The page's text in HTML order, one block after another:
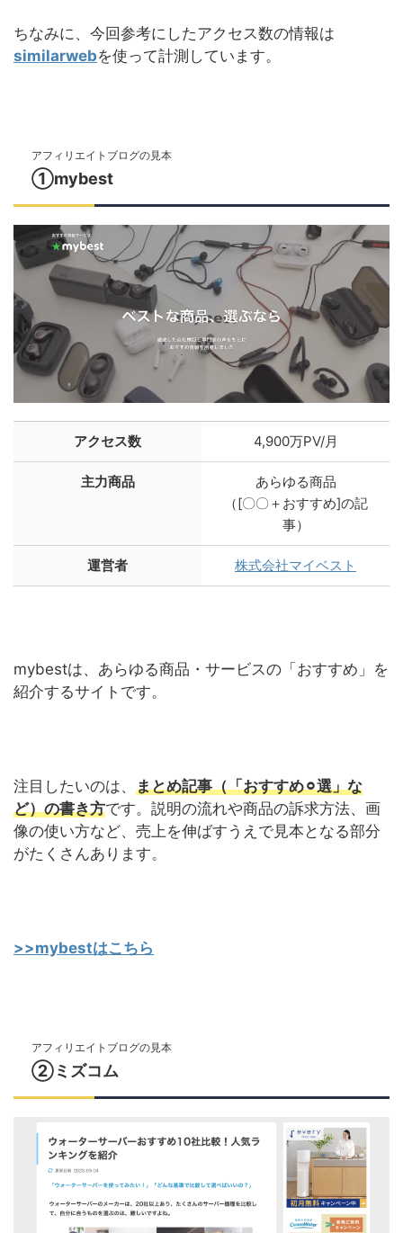
ちなみに、今回参考にしたアクセス数の情報は
similarwebを使って計測しています。
アフィリエイトブログの見本
①mybest
アクセス数 4,900万PV/月
主力商品
あらゆる商品
（[〇〇＋おすすめ]の記
事）
運営者 株式会社マイベスト
mybestは、あらゆる商品・サービスの「おすすめ」を
紹介するサイトです。
注目したいのは、 まとめ記事（「おすすめ⚪︎選」な
ど）の書き方です。説明の流れや商品の訴求方法、画
像の使い方など、売上を伸ばすうえで見本となる部分
がたくさんあります。
>>mybestはこちら
アフィリエイトブログの見本
②ミズコム